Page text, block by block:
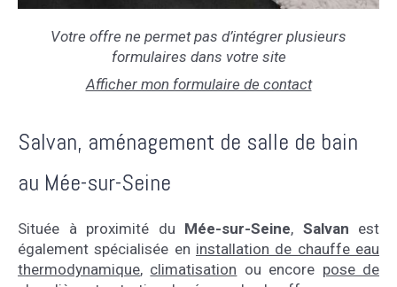
Votre offre ne permet pas d’intégrer plusieurs
formulaires dans votre site
Afficher mon formulaire de contact
Salvan, aménagement de salle de bain
au Mée-sur-Seine
Située à proximité du Mée-sur-Seine, Salvan est
également spécialisée en installation de chauffe eau
thermodynamique, climatisation ou encore pose de